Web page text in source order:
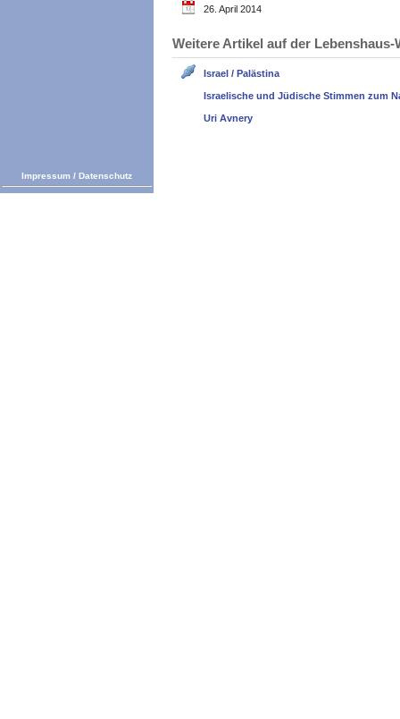
26. April 2014
Weitere Artikel auf der
Israel / Palästina
Israelische und Jüdische Stimmen zum
Uri Avnery
Impressum / Datenschutz